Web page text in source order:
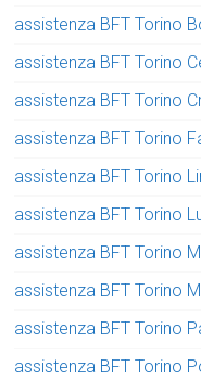
assistenza BFT Torino
assistenza BFT Torino
assistenza BFT Torino
assistenza BFT Torino
assistenza BFT Torino
assistenza BFT Torino
assistenza BFT Torino
assistenza BFT Torino
assistenza BFT Torino
assistenza BFT Torino